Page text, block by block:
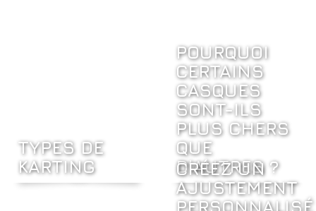
TYPES DE
KARTING
POURQUOI
CERTAINS
CASQUES
SONT-ILS
PLUS CHERS
QUE
D’AUTRES ?
CRÉEZ UN
AJUSTEMENT
PERSONNALISÉ